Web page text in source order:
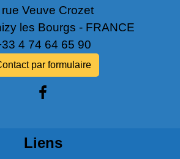
rue Veuve Crozet
les Bourgs - FRANCE
4 74 64 65 90
par formulaire
Liens